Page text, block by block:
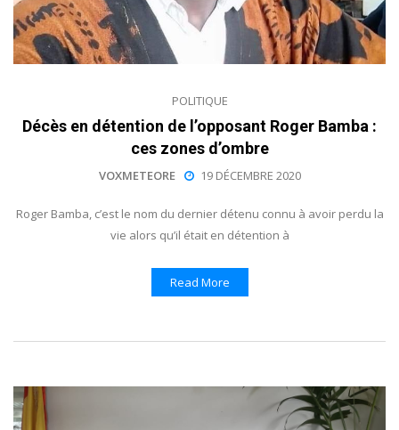
POLITIQUE
Décès en détention de l’opposant Roger Bamba :
ces zones d’ombre
VOXMETEORE 19 DÉCEMBRE 2020
Roger Bamba, c’est le nom du dernier détenu connu à avoir perdu la
vie alors qu’il était en détention à
Read More